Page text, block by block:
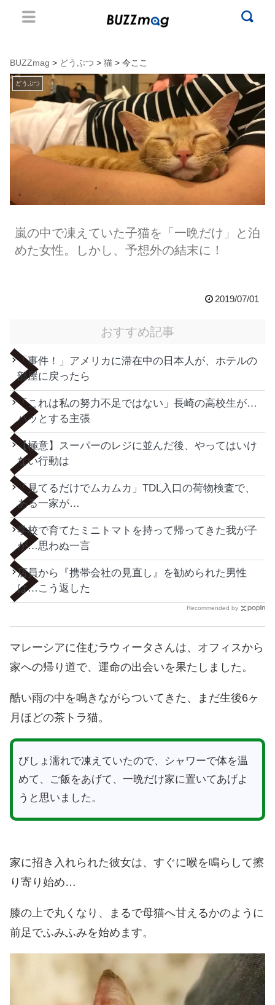
BUZZmag > どうぶつ > 猫 > 今ここ
どうぶつ
嵐の中で凍えていた子猫を「一晩だけ」と泊
めた女性。しかし、予想外の結末に！
2019/07/01
おすすめ記事
「事件！」アメリカに滞在中の日本人が、ホテルの
部屋に戻ったら
「これは私の努力不足ではない」長崎の高校生が…
ハッとする主張
【極意】スーパーのレジに並んだ後、やってはいけ
ない行動は
「見てるだけでムカムカ」TDL入口の荷物検査で、
ある一家が…
学校で育てたミニトマトを持って帰ってきた我が子
が…思わぬ一言
店員から『携帯会社の見直し』を勧められた男性
は…こう返した
Recommended by
マレーシアに住むラウィータさんは、オフィスから
家への帰り道で、運命の出会いを果たしました。
酷い雨の中を鳴きながらついてきた、まだ生後6ヶ
月ほどの茶トラ猫。
びしょ濡れで凍えていたので、シャワーで体を温
めて、ご飯をあげて、一晩だけ家に置いてあげよ
うと思いました。
家に招き入れられた彼女は、すぐに喉を鳴らして擦
り寄り始め…
膝の上で丸くなり、まるで母猫へ甘えるかのように
前足でふみふみを始めます。